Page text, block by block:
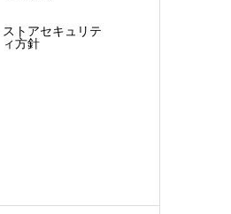
ストアセキュリテ
ィ方針